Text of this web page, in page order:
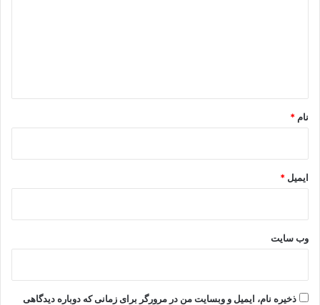
نام *
ایمیل *
وب‌ سایت
ذخیره نام، ایمیل و وبسایت من در مرورگر برای زمانی که دوباره دیدگاهی